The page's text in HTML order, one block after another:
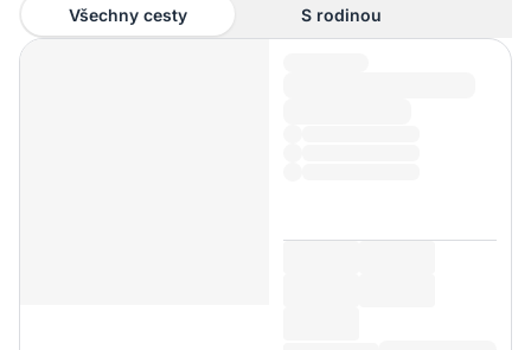
Všechny cesty S rodinou